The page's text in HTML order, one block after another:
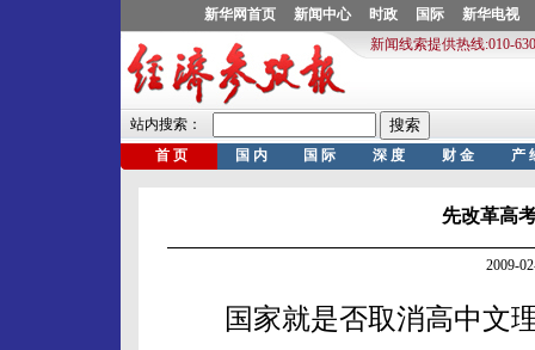
先改革高
2009-
国家就是否取消高中文理